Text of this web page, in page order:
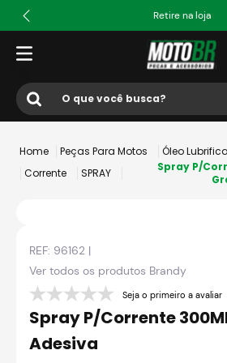
Retire na loja
O que você busca?
4º fw3
5 º capacete ls2
7º axxis fenix
Peças Para Motos
Óleo
Corrente
SPRAY
Spray P/
REF: 96162 |
Ver todos os produtos Brandy
Seja o primeiro a avaliar
Spray P/Corrente
Adesiva